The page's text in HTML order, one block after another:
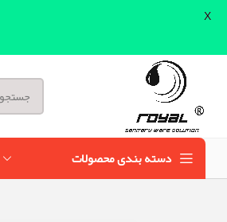
دسته بندی محصولات
X